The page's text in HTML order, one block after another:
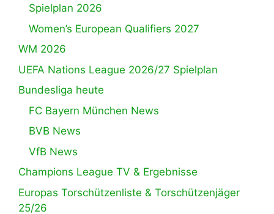
Spielplan 2026
Women’s European Qualifiers 2027
WM 2026
UEFA Nations League 2026/27 Spielplan
Bundesliga heute
FC Bayern München News
BVB News
VfB News
Champions League TV & Ergebnisse
Europas Torschützenliste & Torschützenjäger
25/26